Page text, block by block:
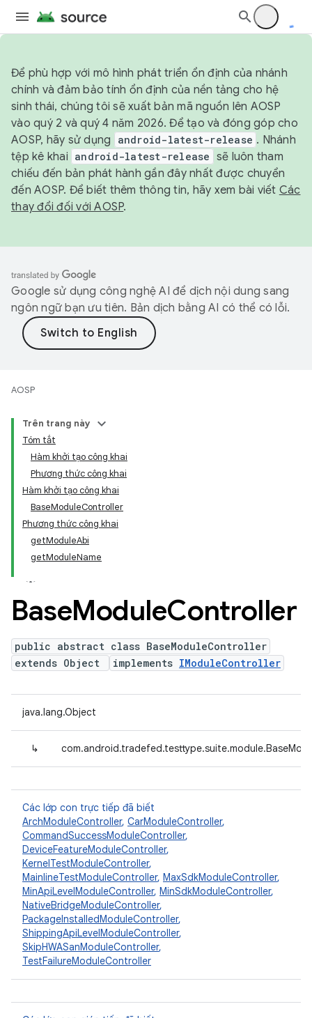
Để phù hợp với mô hình phát triển ổn định của nhánh
chính và đảm bảo tính ổn định của nền tảng cho hệ
sinh thái, chúng tôi sẽ xuất bản mã nguồn lên AOSP
vào quý 2 và quý 4 năm 2026. Để tạo và đóng góp cho
AOSP, hãy sử dụng
android-latest-release . Nhánh
tệp kê khai android-latest-release sẽ luôn tham
chiếu đến bản phát hành gần đây nhất được chuyển
đến AOSP. Để biết thêm thông tin, hãy xem bài viết Các
thay đổi đối với AOSP.
Google sử dụng công nghệ AI để dịch nội dung sang
ngôn ngữ bạn ưu tiên. Bản dịch bằng AI có thể có lỗi.
AOSP
Trên trang này
Tóm tắt
Hàm khởi tạo công khai
Phương thức công khai
Hàm khởi tạo công khai
BaseModuleController
Phương thức công khai
getModuleAbi
getModuleName
BaseModuleController
public abstract class BaseModuleController
extends Object
implements IModuleController
java.lang.Object
↳
Các lớp con trực tiếp đã biết
ArchModuleController, CarModuleController,
CommandSuccessModuleController,
DeviceFeatureModuleController,
KernelTestModuleController,
MainlineTestModuleController, MaxSdkModuleController,
MinApiLevelModuleController, MinSdkModuleController,
NativeBridgeModuleController,
PackageInstalledModuleController,
ShippingApiLevelModuleController,
SkipHWASanModuleController,
TestFailureModuleController